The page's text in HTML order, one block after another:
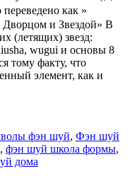
как »
Дворцом и Звездой» В
(летящих) звезд:
wugui и основы 8
тому факту, что
элемент, как и
фэн шуй, Фэн шуй
, фэн шуй школа формы,
дома